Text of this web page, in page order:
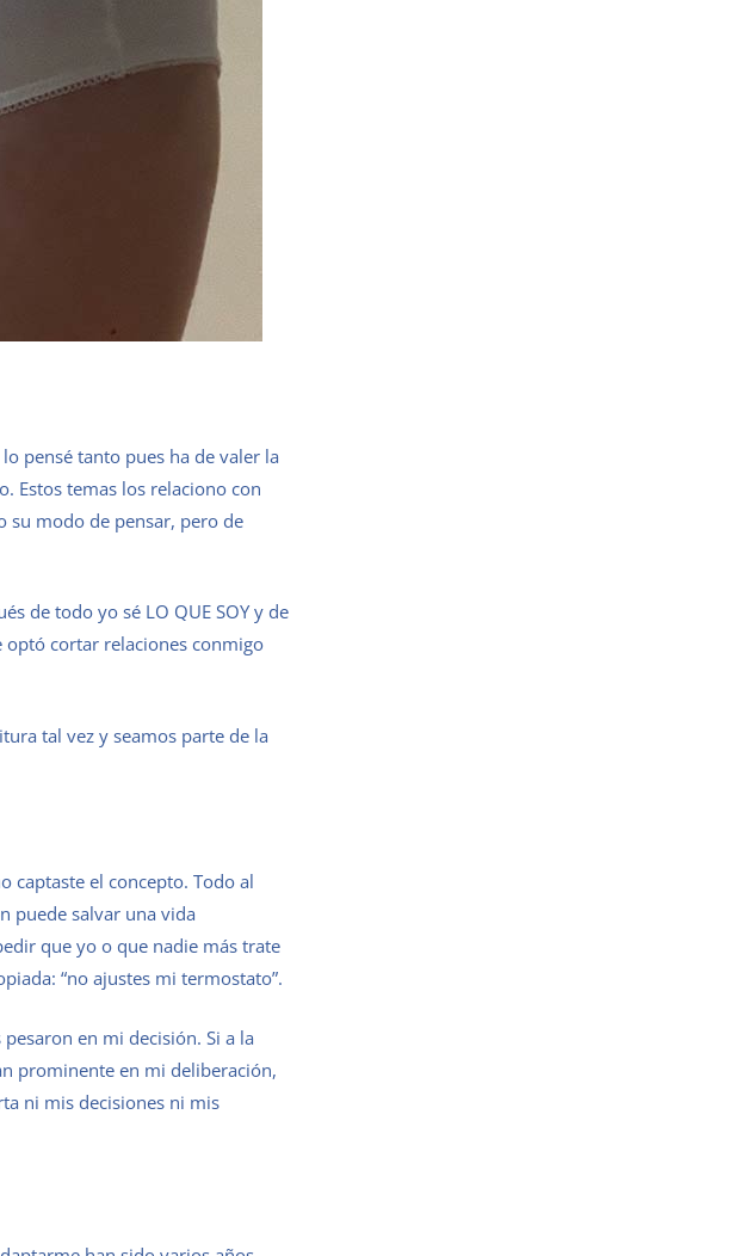
pensé tanto pues ha de valer la
Estos temas los relaciono con
su modo de pensar, pero de
de todo yo sé LO QUE SOY y de
optó cortar relaciones conmigo
tal vez y seamos parte de la
captaste el concepto. Todo al
puede salvar una vida
que yo o que nadie más trate
“no ajustes mi termostato”.
en mi decisión. Si a la
prominente en mi deliberación,
ni mis decisiones ni mis